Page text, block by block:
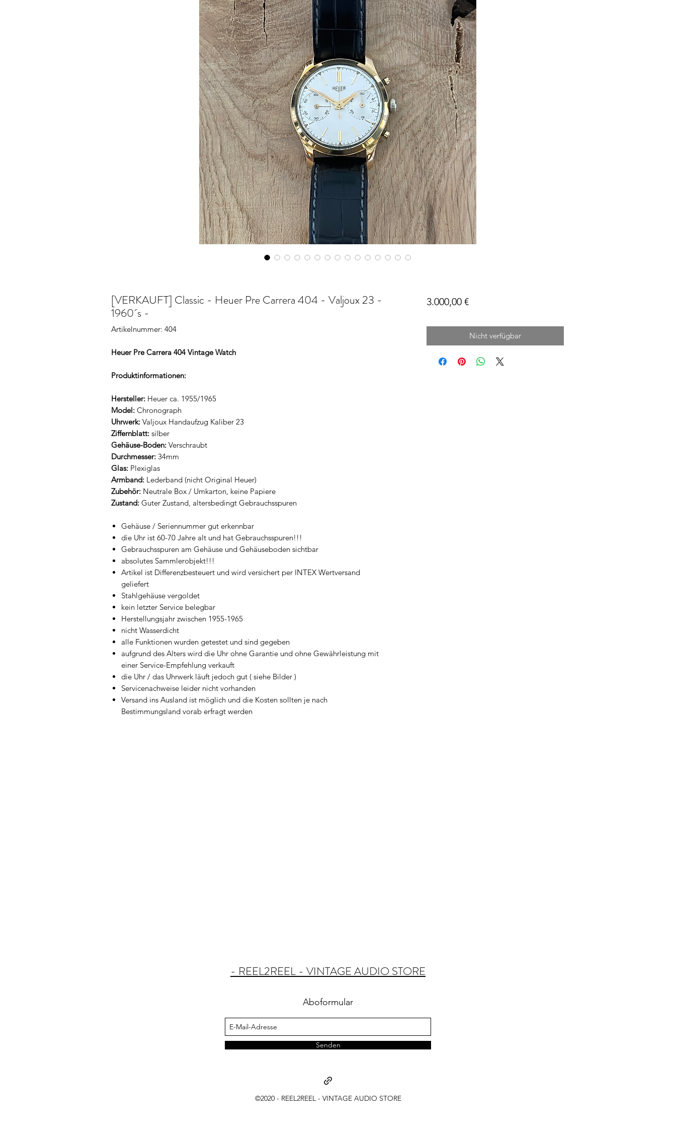
[VERKAUFT] Classic - Heuer Pre Carrera 404 - Valjoux 23 -
1960´s -
Artikelnummer: 404
Heuer Pre Carrera 404 Vintage Watch
Produktinformationen:
Hersteller: Heuer ca. 1955/1965
Model: Chronograph
Uhrwerk: Valjoux Handaufzug Kaliber 23
Ziffernblatt: silber
Gehäuse-Boden: Verschraubt
Durchmesser: 34mm
Glas: Plexiglas
Armband: Lederband (nicht Original Heuer)
Zubehör: Neutrale Box / Umkarton, keine Papiere
Zustand: Guter Zustand, altersbedingt Gebrauchsspuren
Gehäuse / Seriennummer gut erkennbar
die Uhr ist 60-70 Jahre alt und hat Gebrauchsspuren!!!
Gebrauchsspuren am Gehäuse und Gehäuseboden sichtbar
absolutes Sammlerobjekt!!!
Artikel ist Differenzbesteuert und wird versichert per INTEX Wertversand
geliefert
Stahlgehäuse vergoldet
kein letzter Service belegbar
Herstellungsjahr zwischen 1955-1965
nicht Wasserdicht
alle Funktionen wurden getestet und sind gegeben
aufgrund des Alters wird die Uhr ohne Garantie und ohne Gewährleistung mit
einer Service-Empfehlung verkauft
die Uhr / das Uhrwerk läuft jedoch gut ( siehe Bilder )
Servicenachweise leider nicht vorhanden
Versand ins Ausland ist möglich und die Kosten sollten je nach
Bestimmungsland vorab erfragt werden
3.000,00 €Preis
Nicht verfügbar
- REEL2REEL - VINTAGE AUDIO STORE
Aboformular
Senden
©2020 - REEL2REEL - VINTAGE AUDIO STORE